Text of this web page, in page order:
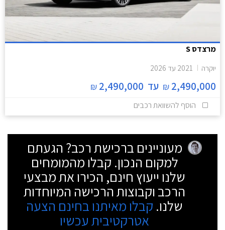
מרצדס S
יוקרה 2021 עד 2026
2,490,000
₪ עד 2,490,000
₪
הוסף להשוואת רכבים
מעוניינים ברכישת רכב? הגעתם
למקום הנכון. קבלו מהמומחים
שלנו ייעוץ חינם, הכירו את מבצעי
הרכב וקבוצות הרכישה המיוחדות
שלנו. קבלו מאיתנו בחינם הצעה
אטרקטיבית עכשיו